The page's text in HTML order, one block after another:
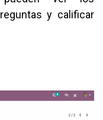
y calificar